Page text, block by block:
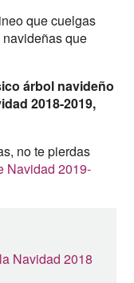
que cuelgas
que
árbol navideño
2018-2019,
no te pierdas
Navidad 2019-
Navidad 2018